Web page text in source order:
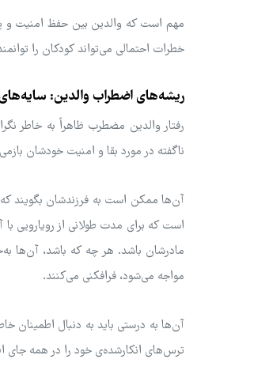
مهم است که والدین بین حفظ امنیت و
خطرات احتمالی می‌تواند کودکان را
ریشه‌های اضطراب والدین:
رفتار والدین مضطرب ظاهراً به خاطر
ناگفته در مورد بقا و امنیت خودشان
آن‌ها ممکن است به فرزندشان بگویند که
است که برای مدت طولانی از رویارویی
مادرشان باشد. هر چه که باشد، آن‌ها
مواجه می‌شود، فرافکنی می‌کنند.
آن‌ها به درستی باید به دنبال اطمینان
ترس‌های انکارشده‌ی خود را در همه جای